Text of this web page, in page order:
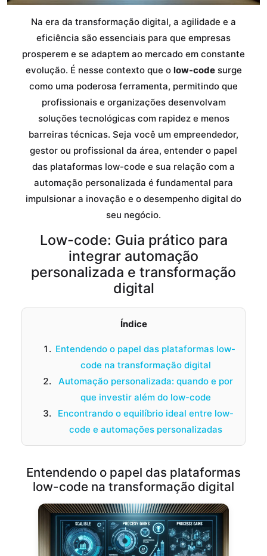
Na era da transformação digital, a agilidade e a
eficiência são essenciais para que empresas
prosperem e se adaptem ao mercado em constante
evolução. É nesse contexto que o low-codesurge
como uma poderosa ferramenta, permitindo que
profissionais e organizações desenvolvam
soluções tecnológicas com rapidez e menos
barreiras técnicas. Seja você um empreendedor,
gestor ou profissional da área, entender o papel
das plataformas low-code e sua relação com a
automação personalizada é fundamental para
impulsionar a inovação e o desempenho digital do
seu negócio.
Low-code: Guia prático para
integrar automação
personalizada e transformação
digital
Índice
Entendendo o papel das plataformas low-
code na transformação digital
Automação personalizada: quando e por
que investir além do low-code
Encontrando o equilíbrio ideal entre low-
code e automações personalizadas
Entendendo o papel das plataformas
low-code na transformação digital